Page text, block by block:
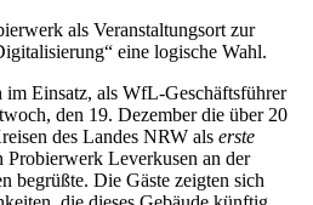
als Veranstaltungsort zur
eine logische Wahl.
Einsatz, als WfL-Geschäftsführer
den 19. Dezember die über 20
des Landes NRW als erste
Probierwerk Leverkusen an der
begrüßte. Die Gäste zeigten sich